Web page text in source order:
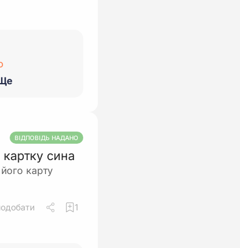
ВІДПОВІДЬ НАДАНО
сина
карту
1